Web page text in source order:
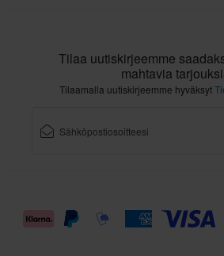
Tilaa uutiskirjeemme
mahtavia
Tilaamalla uutiskirjeemme hyväksyt